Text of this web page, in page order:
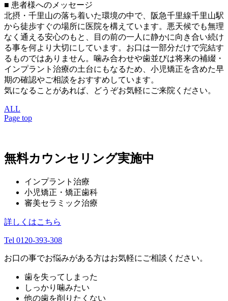
■ 患者様へのメッセージ
北摂・千里山の落ち着いた環境の中で、阪急千里線千里山駅
から徒歩すぐの場所に医院を構えています。悪天候でも無理
なく通える安心のもと、目の前の一人に静かに向き合い続け
る事を何より大切にしています。お口は一部分だけで完結す
るものではありません。噛み合わせや歯並びは将来の補綴・
インプラント治療の土台にもなるため、小児矯正を含めた早
期の確認やご相談をおすすめしています。
気になることがあれば、どうぞお気軽にご来院ください。
ALL
Page top
無料カウンセリング実施中
インプラント治療
小児矯正・矯正歯科
審美セラミック治療
詳しくはこちら
Tel 0120-393-308
お口の事でお悩みがある方はお気軽にご相談ください。
歯を失ってしまった
しっかり噛みたい
他の歯を削りたくない